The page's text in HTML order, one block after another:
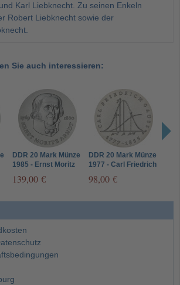
Karl Liebknecht. Zu seinen Enkeln
Robert Liebknecht sowie der
Sie auch interessieren:
DDR 20 Mark Münze
1985 - Ernst Moritz
139,00 €
DDR 20 Mark Münze
1977 - Carl Friedrich
98,00 €